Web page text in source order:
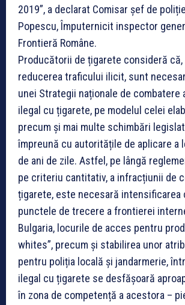
2019”, a declarat Comisar șef de
Popescu, Împuternicit inspector
Frontieră Române.
Producătorii de țigarete consideră
reducerea traficului ilicit, sunt
unei Strategii naționale de combatere
ilegal cu țigarete, pe modelul celei
precum și mai multe schimbări
împreună cu autoritățile de aplicare a
de ani de zile. Astfel, pe lângă
pe criteriu cantitativ, a infracțiunii de
țigarete, este necesară intensificarea
punctele de trecere a frontierei
Bulgaria, locurile de acces pentru
whites”, precum și stabilirea unor
pentru poliția locală și jandarmerie,
ilegal cu țigarete se desfășoară
în zona de competență a acestora –